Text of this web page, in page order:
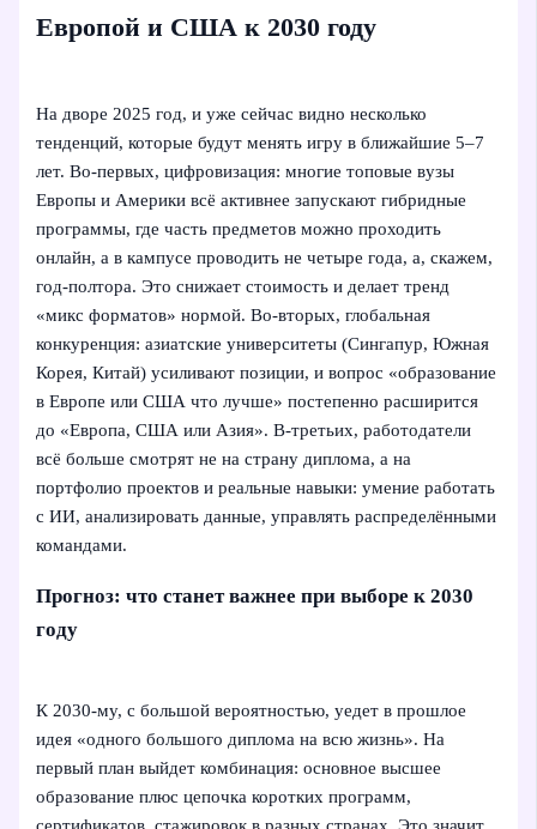
Европой и США к 2030 году
На дворе 2025 год, и уже сейчас видно несколько
тенденций, которые будут менять игру в ближайшие 5–7
лет. Во‑первых, цифровизация: многие топовые вузы
Европы и Америки всё активнее запускают гибридные
программы, где часть предметов можно проходить
онлайн, а в кампусе проводить не четыре года, а, скажем,
год‑полтора. Это снижает стоимость и делает тренд
«микс форматов» нормой. Во‑вторых, глобальная
конкуренция: азиатские университеты (Сингапур, Южная
Корея, Китай) усиливают позиции, и вопрос «образование
в Европе или США что лучше» постепенно расширится
до «Европа, США или Азия». В‑третьих, работодатели
всё больше смотрят не на страну диплома, а на
портфолио проектов и реальные навыки: умение работать
с ИИ, анализировать данные, управлять распределёнными
командами.
Прогноз: что станет важнее при выборе к 2030
году
К 2030‑му, с большой вероятностью, уедет в прошлое
идея «одного большого диплома на всю жизнь». На
первый план выйдет комбинация: основное высшее
образование плюс цепочка коротких программ,